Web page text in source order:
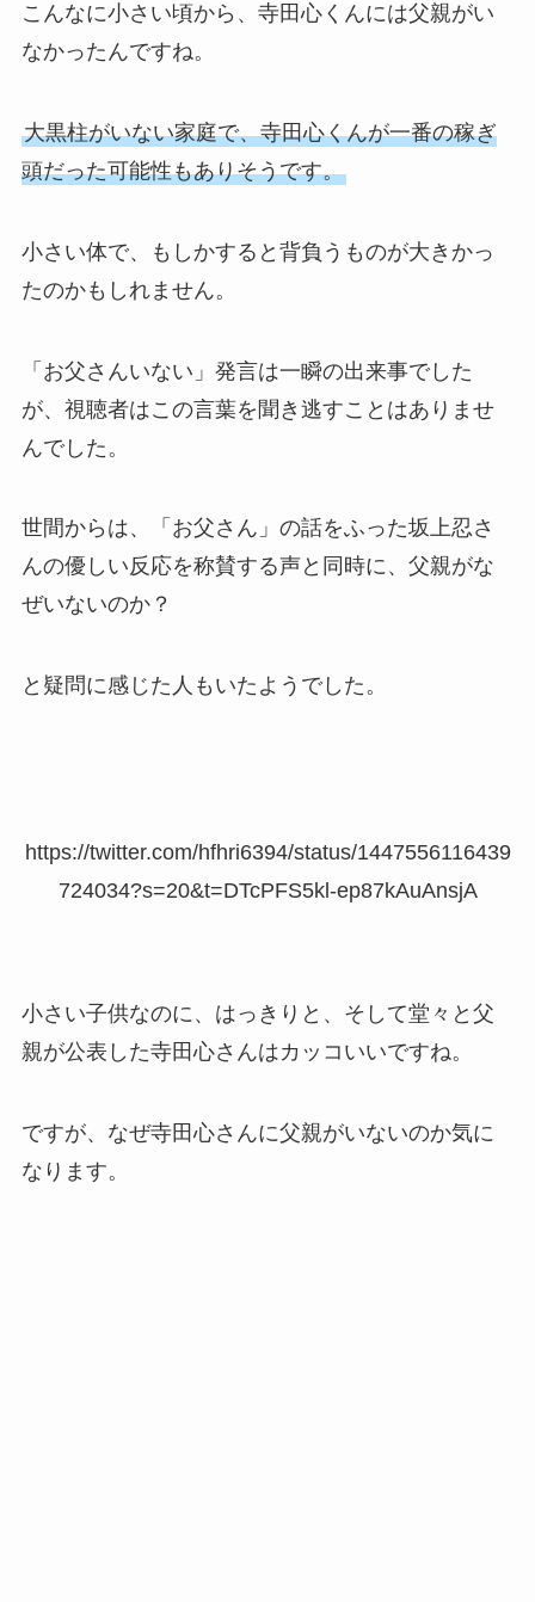
こんなに小さい頃から、寺田心くんには父親がい
なかったんですね。
大黒柱がいない家庭で、寺田心くんが一番の稼ぎ
頭だった可能性もありそうです。
小さい体で、もしかすると背負うものが大きかっ
たのかもしれません。
「お父さんいない」発言は一瞬の出来事でした
が、視聴者はこの言葉を聞き逃すことはありませ
んでした。
世間からは、「お父さん」の話をふった坂上忍さ
んの優しい反応を称賛する声と同時に、父親がな
ぜいないのか？
と疑問に感じた人もいたようでした。
https://twitter.com/hfhri6394/status/1447556116439
724034?s=20&t=DTcPFS5kl-ep87kAuAnsjA
小さい子供なのに、はっきりと、そして堂々と父
親が公表した寺田心さんはカッコいいですね。
ですが、なぜ寺田心さんに父親がいないのか気に
なります。